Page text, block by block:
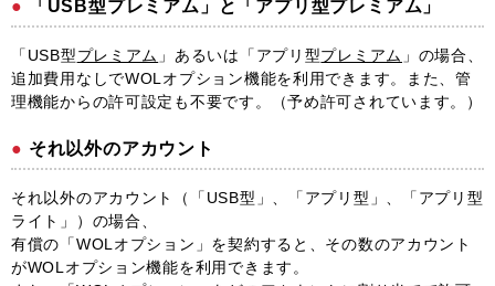
「USB型プレミアム」と「アプリ型プレミアム」
「USB型プレミアム 」あるいは「アプリ型プレミアム 」の場合、
追加費用なしでWOLオプション機能を利用できます。また、管
理機能からの許可設定も不要です。（予め許可されています。）
それ以外のアカウント
それ以外のアカウント（「USB型」、「アプリ型」、「アプリ型
ライト」）の場合、
有償の「WOLオプション」を契約すると、その数のアカウント
がWOLオプション機能を利用できます。